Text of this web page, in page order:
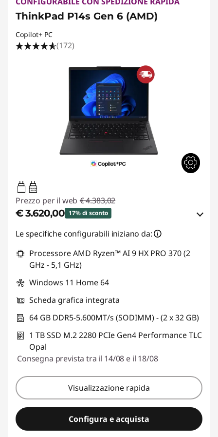
ThinkPad P14s Gen 6 (AMD)
Copilot+ PC
(172)
65W-65W
USB PD
Prezzo per il web € 4.383,02
€ 3.620,00 17% di sconto
Risparmi eCoupon :-€ 763,02
Usa il coupon :THINKDEAL
Le specifiche configurabili iniziano da:
Processore AMD Ryzen™ AI 9 HX PRO 370 (2
GHz - 5,1 GHz)
Windows 11 Home 64
Scheda grafica integrata
64 GB DDR5-5.600MT/s (SODIMM) - (2 x 32 GB)
1 TB SSD M.2 2280 PCIe Gen4 Performance TLC
Opal
Consegna prevista tra il 14/08 e il 18/08
Visualizzazione rapida
Configura e acquista